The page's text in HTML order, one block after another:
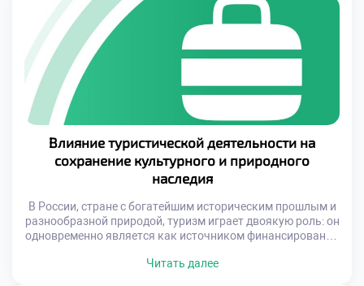
всё более актуальными и востребованными. Обучаясь в
техникуме по этой специальности, молодые […]
Влияние туристической деятельности на
сохранение культурного и природного
наследия
В России, стране с богатейшим историческим прошлым и
разнообразной природой, туризм играет двоякую роль: он
одновременно является как источником финансирования
риска из-за неправильного управления потоками
Читать далее